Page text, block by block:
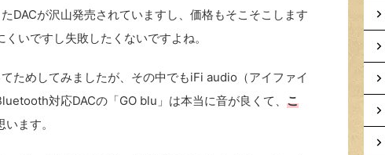
DACが沢山発売されていますし、価格もそこそこします
いですし失敗したくないですよね。
ためしてみましたが、その中でもiFi audio（アイファイ
対応DACの「GO blu」は本当に音が良くて、 こ
ます。